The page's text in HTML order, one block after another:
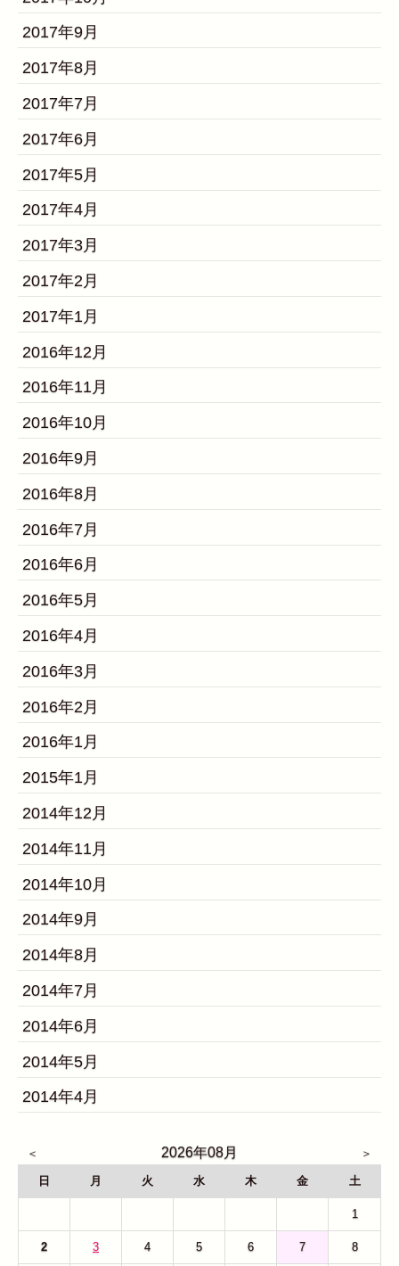
2017年9月
2017年8月
2017年7月
2017年6月
2017年5月
2017年4月
2017年3月
2017年2月
2017年1月
2016年12月
2016年11月
2016年10月
2016年9月
2016年8月
2016年7月
2016年6月
2016年5月
2016年4月
2016年3月
2016年2月
2016年1月
2015年1月
2014年12月
2014年11月
2014年10月
2014年9月
2014年8月
2014年7月
2014年6月
2014年5月
2014年4月
2026年08月
日 月 火 水 木 金 土
1
2 3 4 5 6 7 8